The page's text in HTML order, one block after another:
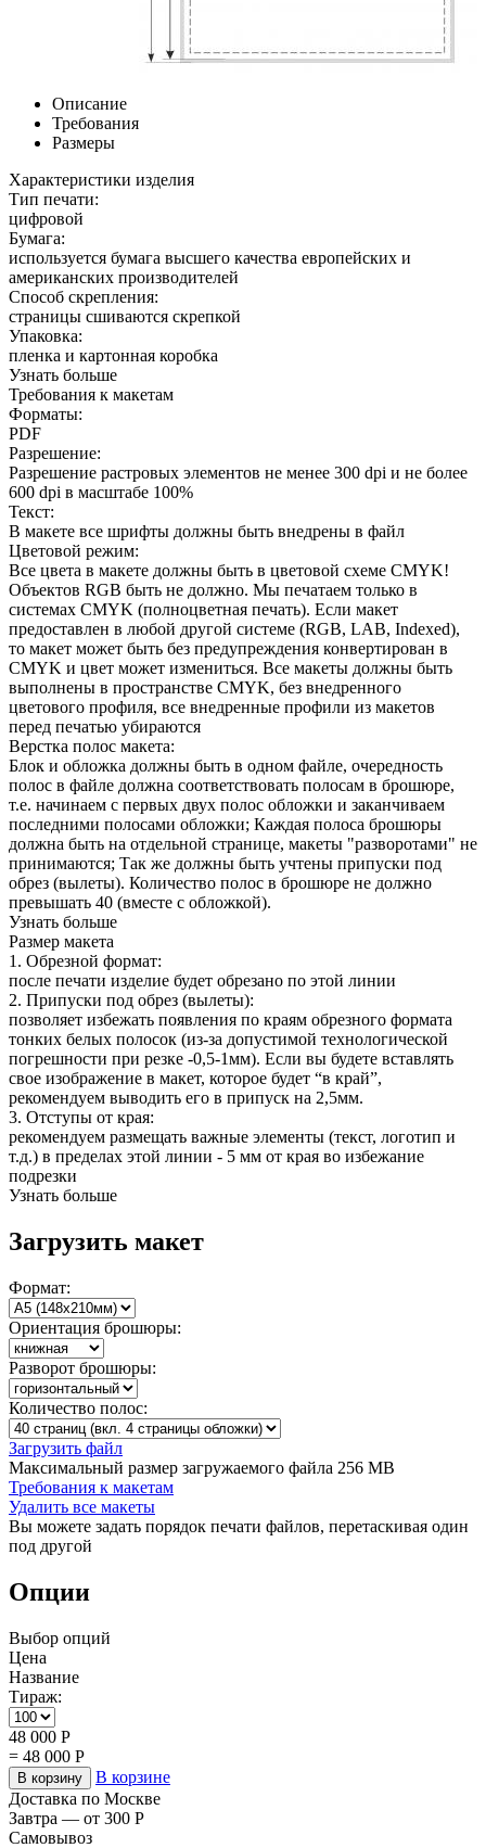
Описание
Требования
Размеры
Характеристики изделия
Тип печати:
цифровой
Бумага:
используется бумага высшего качества европейских и
американских производителей
Способ скрепления:
страницы сшиваются скрепкой
Упаковка:
пленка и картонная коробка
Узнать больше
Требования к макетам
Форматы:
PDF
Разрешение:
Разрешение растровых элементов не менее 300 dpi и не более
600 dpi в масштабе 100%
Текст:
В макете все шрифты должны быть внедрены в файл
Цветовой режим:
Все цвета в макете должны быть в цветовой схеме CMYK!
Объектов RGB быть не должно. Мы печатаем только в
системах CMYK (полноцветная печать). Если макет
предоставлен в любой другой системе (RGB, LAB, Indexed),
то макет может быть без предупреждения конвертирован в
CMYK и цвет может измениться. Все макеты должны быть
выполнены в пространстве CMYK, без внедренного
цветового профиля, все внедренные профили из макетов
перед печатью убираются
Верстка полос макета:
Блок и обложка должны быть в одном файле, очередность
полос в файле должна соответствовать полосам в брошюре,
т.е. начинаем с первых двух полос обложки и заканчиваем
последними полосами обложки; Каждая полоса брошюры
должна быть на отдельной странице, макеты "разворотами" не
принимаются; Так же должны быть учтены припуски под
обрез (вылеты). Количество полос в брошюре не должно
превышать 40 (вместе с обложкой).
Узнать больше
Размер макета
1. Обрезной формат:
после печати изделие будет обрезано по этой линии
2. Припуски под обрез (вылеты):
позволяет избежать появления по краям обрезного формата
тонких белых полосок (из-за допустимой технологической
погрешности при резке -0,5-1мм). Если вы будете вставлять
свое изображение в макет, которое будет “в край”,
рекомендуем выводить его в припуск на 2,5мм.
3. Отступы от края:
рекомендуем размещать важные элементы (текст, логотип и
т.д.) в пределах этой линии - 5 мм от края во избежание
подрезки
Узнать больше
Загрузить макет
Формат:
Ориентация брошюры:
Разворот брошюры:
Количество полос:
Загрузить файл
Максимальный размер загружаемого файла 256 MB
Требования к макетам
Удалить все макеты
Вы можете задать порядок печати файлов, перетаскивая один
под другой
Опции
Выбор опций
Цена
Название
Тираж:
48 000 Р
= 48 000 Р
В корзину
В корзине
Доставка по Москве
Завтра — от 300 Р
Самовывоз